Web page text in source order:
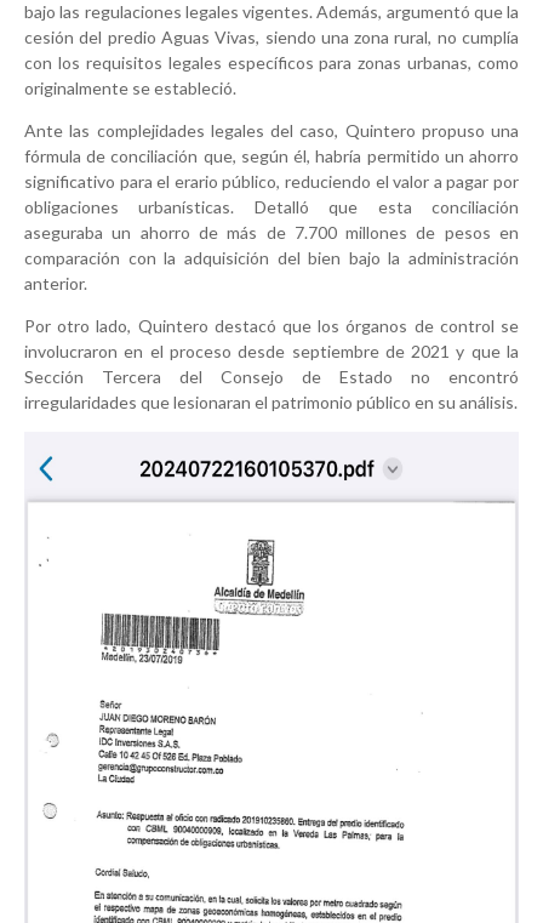
bajo las regulaciones legales vigentes. Además, argumentó que la
cesión del predio Aguas Vivas, siendo una zona rural, no cumplía
con los requisitos legales específicos para zonas urbanas, como
originalmente se estableció.
Ante las complejidades legales del caso, Quintero propuso una
fórmula de conciliación que, según él, habría permitido un ahorro
significativo para el erario público, reduciendo el valor a pagar por
obligaciones urbanísticas. Detalló que esta conciliación
aseguraba un ahorro de más de 7.700 millones de pesos en
comparación con la adquisición del bien bajo la administración
anterior.
Por otro lado, Quintero destacó que los órganos de control se
involucraron en el proceso desde septiembre de 2021 y que la
Sección Tercera del Consejo de Estado no encontró
irregularidades que lesionaran el patrimonio público en su análisis.